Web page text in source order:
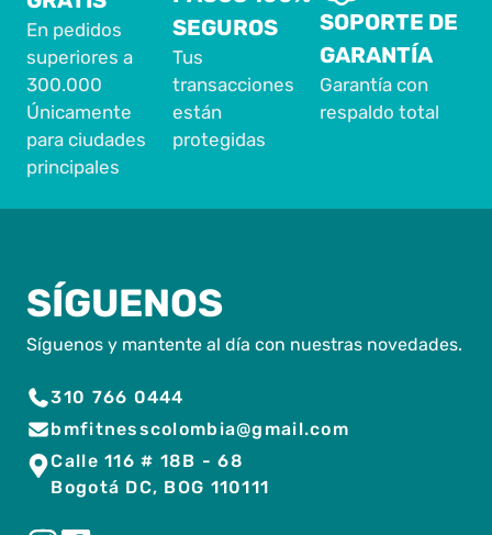
En pedidos
superiores a
300.000
Únicamente
para ciudades
principales
SEGUROS
Tus
transacciones
están
protegidas
SOPORTE DE
GARANTÍA
Garantía con
respaldo total
SÍGUENOS
Síguenos y mantente al día con nuestras novedades.
310 766 0444
bmfitnesscolombia@gmail.com
Calle 116 # 18B - 68
Bogotá DC, BOG 110111